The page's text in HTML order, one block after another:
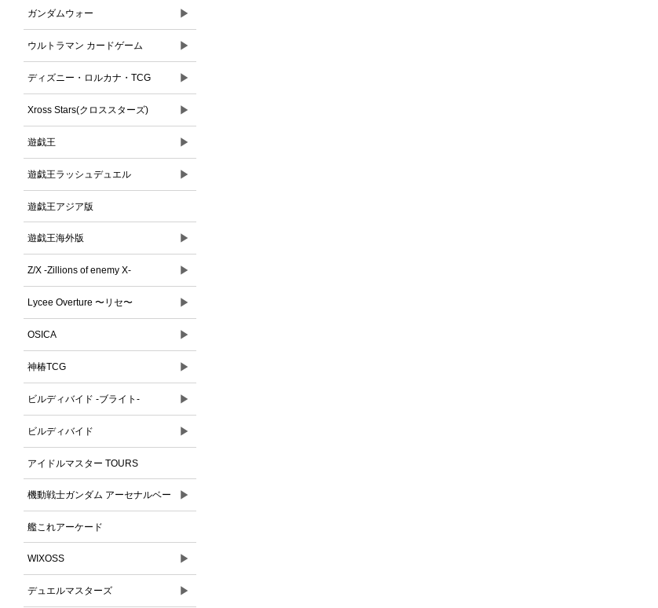
ガンダムウォー ▶
ウルトラマン カードゲーム ▶
ディズニー・ロルカナ・TCG ▶
Xross Stars(クロススターズ) ▶
遊戯王 ▶
遊戯王ラッシュデュエル ▶
遊戯王アジア版
遊戯王海外版 ▶
Z/X -Zillions of enemy X- ▶
Lycee Overture 〜リセ〜 ▶
OSICA ▶
神椿TCG ▶
ビルディバイド -ブライト- ▶
ビルディバイド ▶
アイドルマスター TOURS
機動戦士ガンダム アーセナルベー
ス
▶
艦これアーケード
WIXOSS ▶
デュエルマスターズ ▶